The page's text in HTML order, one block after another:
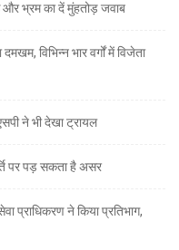
और भ्रम का दें मुंहतोड़ जवाब
विभिन्न भार वर्गों में विजेता
ने भी देखा ट्रायल
पर पड़ सकता है असर
प्राधिकरण ने किया प्रतिभाग,